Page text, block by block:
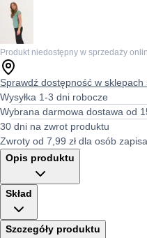
Produkt niedostępny w sprzedaży
Sprawdź dostępność w sklepach
Wysyłka 1-3 dni robocze
Wybrana darmowa dostawa od
30 dni na zwrot produktu
Zwroty od 7,99 zł dla osób
Opis produktu
Skład
Szczegóły produktu